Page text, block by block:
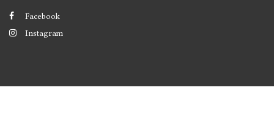
Facebook
Instagram